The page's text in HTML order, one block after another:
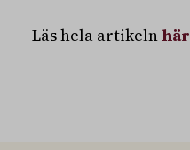
Läs hela artikeln här